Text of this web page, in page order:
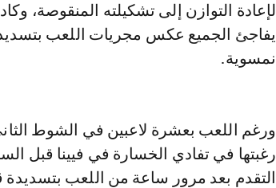
لإعادة التوازن إلى تشكيلته المنقوصة،
يفاجئ الجميع عكس مجريات اللعب
نمسوية.
ورغم اللعب بعشرة لاعبين في الشوط
رغبتها في تفادي الخسارة في فيينا قبل
التقدم بعد مرور ساعة من اللعب بتسديدة قوية